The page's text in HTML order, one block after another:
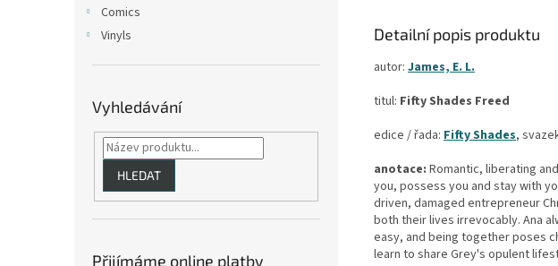
Comics
Vinyls
Vyhledávání
HLEDAT
Přijímáme online platby
Detailní popis produktu
autor: James, E. L.
titul: Fifty Shades Freed
edice / řada: Fifty Shades,
anotace: Romantic, liberating
you, possess you and stay with
driven, damaged entrepreneur
both their lives irrevocably. Ana
easy, and being together poses
learn to share Grey's opulent